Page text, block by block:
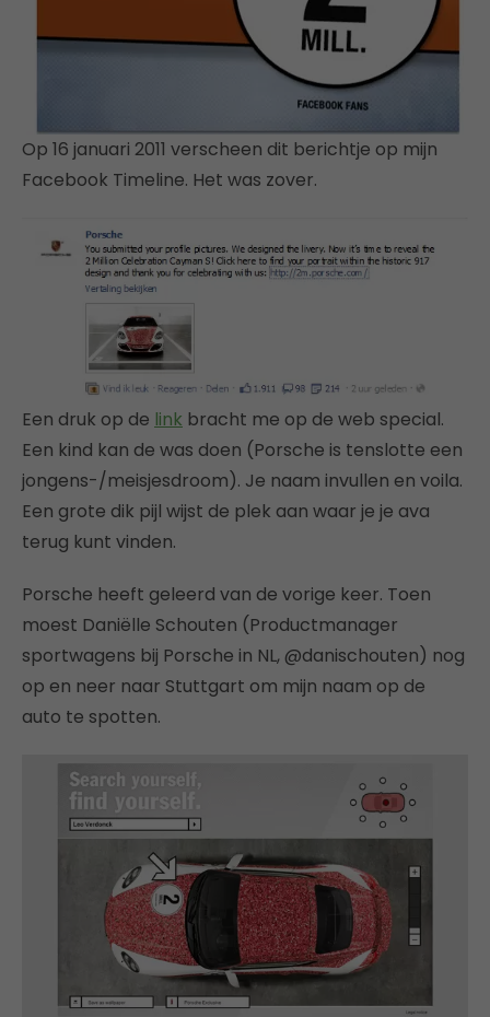
Op 16 januari 2011 verscheen dit berichtje op mijn
Facebook Timeline. Het was zover.
Een druk op de link bracht me op de web special.
Een kind kan de was doen (Porsche is tenslotte een
jongens-/meisjesdroom). Je naam invullen en voila.
Een grote dik pijl wijst de plek aan waar je je ava
terug kunt vinden.
Porsche heeft geleerd van de vorige keer. Toen
moest Daniëlle Schouten (Productmanager
sportwagens bij Porsche in NL, @danischouten) nog
op en neer naar Stuttgart om mijn naam op de
auto te spotten.